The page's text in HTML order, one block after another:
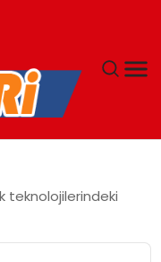
teknolojilerindeki